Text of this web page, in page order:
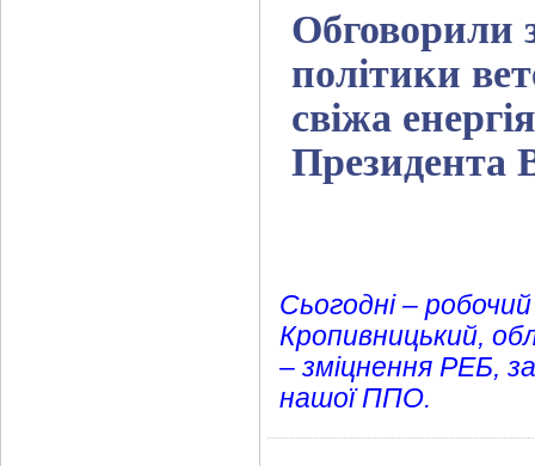
Обговорили
політики
свіжа
Президента
Сьогодні –
Кропивницький,
– зміцнення РЕБ,
нашої ППО.